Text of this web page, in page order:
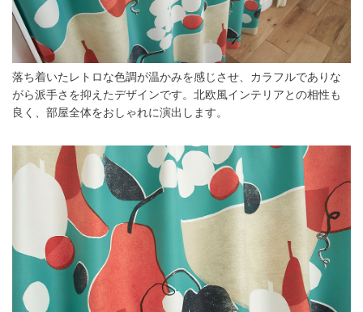
落ち着いたレトロな色調が温かみを感じさせ、カラフルでありな
がら派手さを抑えたデザインです。北欧風インテリアとの相性も
良く、部屋全体をおしゃれに演出します。